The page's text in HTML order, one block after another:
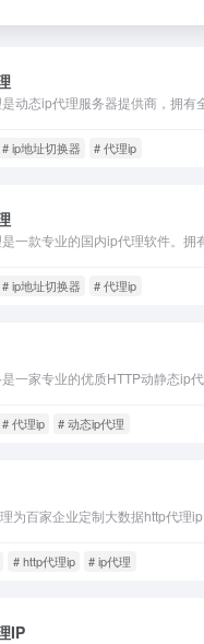
# ip地址切换器 # 代理ip
# ip地址切换器 # 代理ip
# 代理ip # 动态ip代理
# http代理ip # ip代理
IP